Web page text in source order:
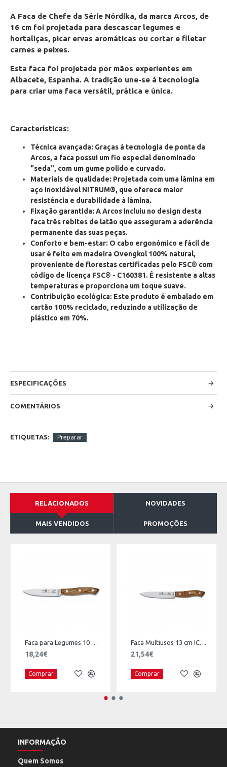
A Faca de Chefe da Série Nórdika, da marca Arcos, de
16 cm foi projetada para descascar legumes e
hortaliças, picar ervas aromáticas ou cortar e filetar
carnes e peixes.
Esta faca foi projetada por mãos experientes em
Albacete, Espanha. A tradição une-se à tecnologia
para criar uma faca versátil, prática e única.
Características:
Técnica avançada: Graças à tecnologia de ponta da
Arcos, a faca possui um fio especial denominado
"seda", com um gume polido e curvado.
Materiais de qualidade: Projetada com uma lâmina em
aço inoxidável NITRUM®, que oferece maior
resistência e durabilidade à lâmina.
Fixação garantida: A Arcos incluiu no design desta
faca três rebites de latão que asseguram a aderência
permanente das suas peças.
Conforto e bem-estar: O cabo ergonómico e fácil de
usar é feito em madeira Ovengkol 100% natural,
proveniente de florestas certificadas pelo FSC® com
código de licença FSC® - C160381. É resistente a altas
temperaturas e proporciona um toque suave.
Contribuição ecológica: Este produto é embalado em
cartão 100% reciclado, reduzindo a utilização de
plástico em 70%.
ESPECIFICAÇÕES
COMENTÁRIOS
ETIQUETAS: Preparar
RELACIONADOS NOVIDADES
MAIS VENDIDOS PROMOÇÕES
Faca para Legumes 10 cm ICEL Nature
18,24€
Comprar
Faca Multiusos 13 cm ICEL Nature
21,54€
Comprar
INFORMAÇÃO
Quem Somos